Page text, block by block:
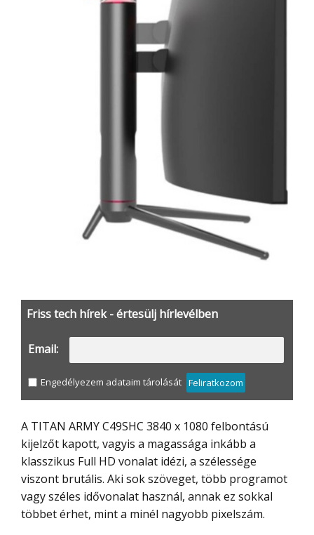
Friss tech hírek - értesülj hírlevélben
Email:
Engedélyezem adataim tárolását Feliratkozom
A TITAN ARMY C49SHC 3840 x 1080 felbontású
kijelzőt kapott, vagyis a magassága inkább a
klasszikus Full HD vonalat idézi, a szélessége
viszont brutális. Aki sok szöveget, több programot
vagy széles idővonalat használ, annak ez sokkal
többet érhet, mint a minél nagyobb pixelszám.